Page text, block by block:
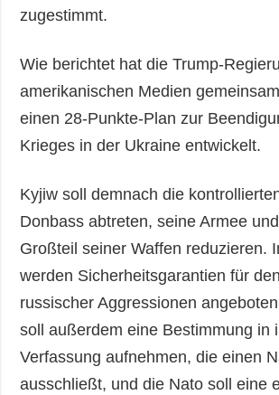
zugestimmt.
Wie berichtet hat die Trump-
amerikanischen Medien
einen 28-Punkte-Plan zur
Krieges in der Ukraine entwickelt.
Kyjiw soll demnach die
Donbass abtreten, seine Armee
Großteil seiner Waffen reduzieren.
werden Sicherheitsgarantien für
russischer Aggressionen
soll außerdem eine Bestimmung in
Verfassung aufnehmen, die einen
ausschließt, und die Nato soll eine